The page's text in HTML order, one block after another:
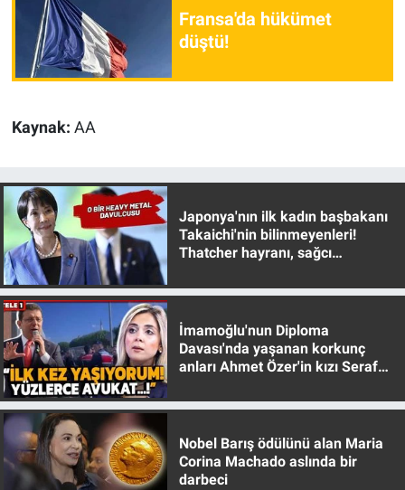
Fransa'da hükümet
düştü!
Kaynak: AA
Japonya'nın ilk kadın başbakanı
Takaichi'nin bilinmeyenleri!
Thatcher hayranı, sağcı
İmamoğlu'nun Diploma
Davası'nda yaşanan korkunç
anları Ahmet Özer'in kızı Seraf
Nobel Barış ödülünü alan Maria
Corina Machado aslında bir
darbeci